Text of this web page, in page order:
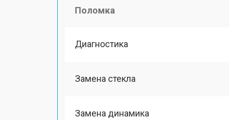
Поломка
Диагностика
Замена стекла
Замена динамика